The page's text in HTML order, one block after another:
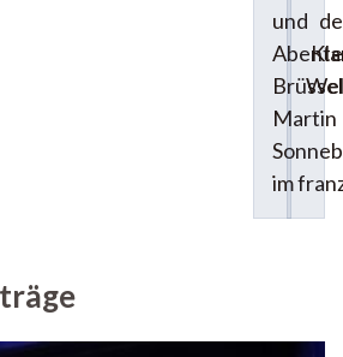
und
Martin
im